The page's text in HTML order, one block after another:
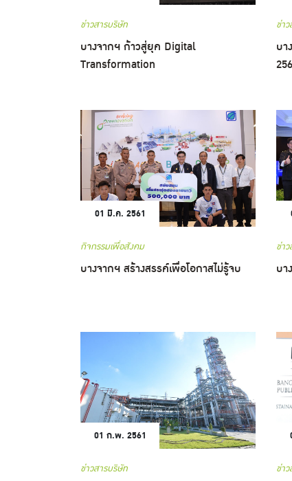
ข่าวสารบริษัท
บางจากฯ ก้าวสู่ยุค Digital
Transformation
ข่า
บา
01 มี.ค. 2561
กิจกรรมเพื่อสังคม
บางจากฯ สร้างสรรค์เพื่อโอกาสไม่รู้จบ
ข่า
บา
01 ก.พ. 2561
ข่าวสารบริษัท ข่า